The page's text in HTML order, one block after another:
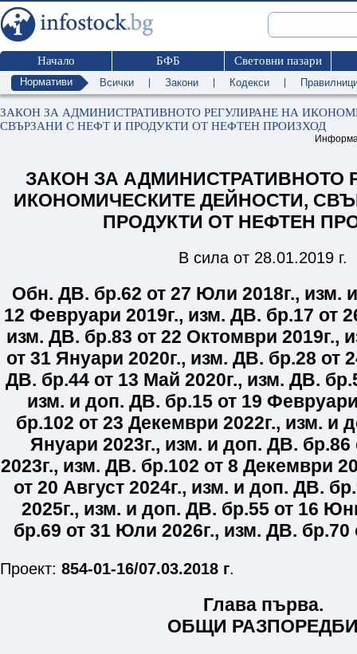
Начало БФБ Световни пазари
Нормативи Всички Закони Кодекси
ЗАКОН ЗА АДМИНИСТРАТИВНОТО РЕГУЛИРАНЕ НА
СВЪРЗАНИ С НЕФТ И ПРОДУКТИ ОТ НЕФТЕН ПРОИЗХОД
ЗАКОН ЗА АДМИНИСТРАТИВНОТО
ИКОНОМИЧЕСКИТЕ ДЕЙНОСТИ,
ПРОДУКТИ ОТ НЕФТЕН
В сила от 28.01.2019 г.
Обн. ДВ. бр.62 от 27 Юли 2018г., изм.
12 Февруари 2019г., изм. ДВ. бр.17 от
изм. ДВ. бр.83 от 22 Октомври 2019г.,
от 31 Януари 2020г., изм. ДВ. бр.28 от
ДВ. бр.44 от 13 Май 2020г., изм. ДВ. бр.
изм. и доп. ДВ. бр.15 от 19
бр.102 от 23 Декември 2022г., изм. и
Януари 2023г., изм. и доп. ДВ. бр.86
2023г., изм. ДВ. бр.102 от 8 Декември
от 20 Август 2024г., изм. и доп. ДВ. бр.
2025г., изм. и доп. ДВ. бр.55от 16
бр.69 от 31 Юли 2026г., изм. ДВ. бр.70
Проект: 854-01-16/07.03.2018 г.
Глава първа.
ОБЩИ